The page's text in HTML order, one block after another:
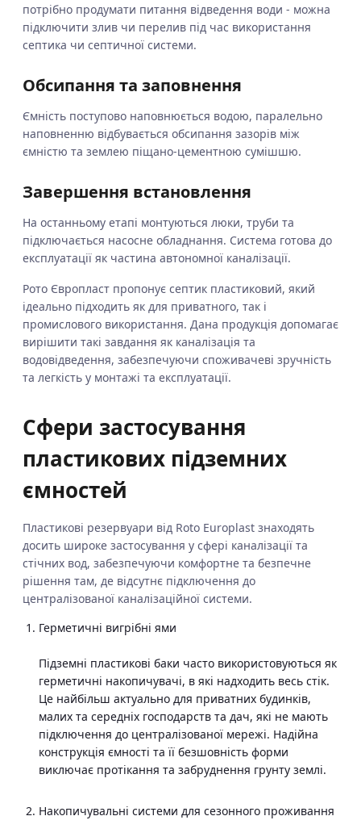
потрібно продумати питання відведення води - можна
підключити злив чи перелив під час використання
септика чи септичної системи.
Обсипання та заповнення
Ємність поступово наповнюється водою, паралельно
наповненню відбувається обсипання зазорів між
ємністю та землею піщано-цементною сумішшю.
Завершення встановлення
На останньому етапі монтуються люки, труби та
підключається насосне обладнання. Система готова до
експлуатації як частина автономної каналізації.
Рото Європласт пропонує септик пластиковий, який
ідеально підходить як для приватного, так і
промислового використання. Дана продукція допомагає
вирішити такі завдання як каналізація та
водовідведення, забезпечуючи споживачеві зручність
та легкість у монтажі та експлуатації.
Сфери застосування
пластикових підземних
ємностей
Пластикові резервуари від Roto Europlast знаходять
досить широке застосування у сфері каналізації та
стічних вод, забезпечуючи комфортне та безпечне
рішення там, де відсутнє підключення до
централізованої каналізаційної системи.
Герметичні вигрібні ями
Підземні пластикові баки часто використовуються як
герметичні накопичувачі, в які надходить весь стік.
Це найбільш актуально для приватних будинків,
малих та середніх господарств та дач, які не мають
підключення до централізованої мережі. Надійна
конструкція ємності та її безшовність форми
виключає протікання та забруднення грунту землі.
Накопичувальні системи для сезонного проживання